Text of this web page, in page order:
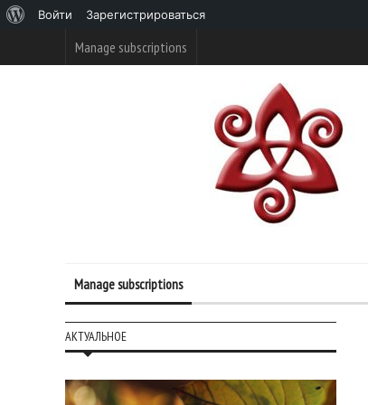
Manage subscriptions
Manage subscriptions
АКТУАЛЬНОЕ
WordPress
Войти Зарегистрироваться